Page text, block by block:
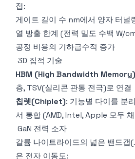
접:
게이트 길이 수 nm에서 양자 터널
열 방출 한계 (전력 밀도 수백 W/
공정 비용의 기하급수적 증가
3D 집적 기술
HBM (High Bandwidth Memory)
층, TSV(실리콘 관통 전극)로 연
칩렛(Chiplet): 기능별 다이를 분
서 통합 (AMD, Intel, Apple 모두
GaN 전력 소자
갈륨 나이트라이드의 넓은 밴드갭(
은 전자 이동도: